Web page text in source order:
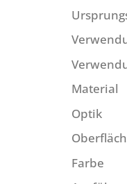
Material
Optik
Farbe